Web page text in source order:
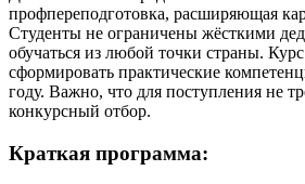
профпереподготовка, расширяющая
Студенты не ограничены жёсткими
обучаться из любой точки страны.
сформировать практические
году. Важно, что для поступления не
конкурсный отбор.
Краткая программа: